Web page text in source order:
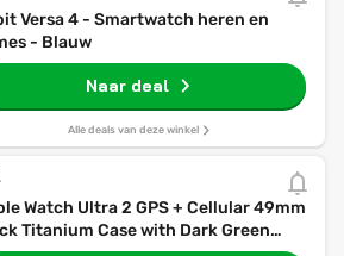
Versa 4 - Smartwatch heren en
- Blauw
Naar deal
Alle deals van deze winkel
Watch Ultra 2 GPS + Cellular 49mm
Titanium Case with Dark Green